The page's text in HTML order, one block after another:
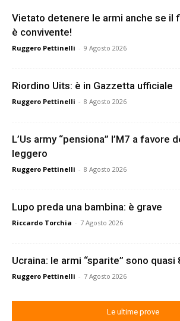
Vietato detenere le armi anche se il
è convivente!
Ruggero Pettinelli - 9 Agosto 2026
Riordino Uits: è in Gazzetta ufficiale
Ruggero Pettinelli - 8 Agosto 2026
L’Us army “pensiona” l’M7 a favore
leggero
Ruggero Pettinelli - 8 Agosto 2026
Lupo preda una bambina: è grave
Riccardo Torchia - 7 Agosto 2026
Ucraina: le armi “sparite” sono quasi
Ruggero Pettinelli - 7 Agosto 2026
Le ultime prove